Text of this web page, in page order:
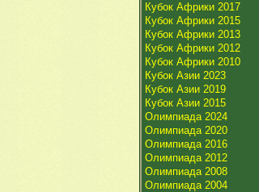
Кубок Африки 2017
Кубок Африки 2015
Кубок Африки 2013
Кубок Африки 2012
Кубок Африки 2010
Кубок Азии 2023
Кубок Азии 2019
Кубок Азии 2015
Олимпиада 2024
Олимпиада 2020
Олимпиада 2016
Олимпиада 2012
Олимпиада 2008
Олимпиада 2004